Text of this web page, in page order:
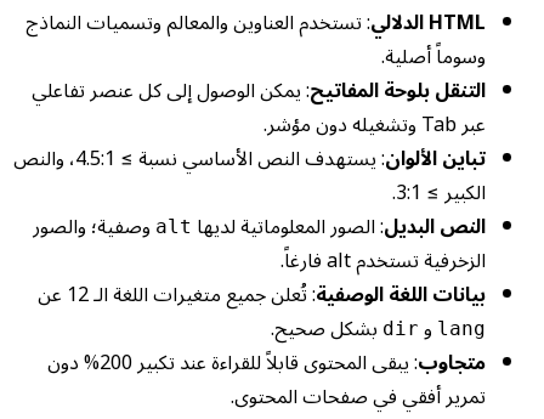
HTML الدلالي
: تستخدم العناوين والمعالم وتسميات النماذج
وسوماً أصلية.
التنقل بلوحة المفاتيح: يمكن الوصول إلى كل عنصر تفاعلي
عبر Tab وتشغيله دون مؤشر.
تباين الألوان
: يستهدف النص الأساسي نسبة ≥ 4.5:1، والنص
الكبير ≥ 3:1.
النص البديل: الصور المعلوماتية لديها alt وصفية؛ والصور
الزخرفية تستخدم alt فارغاً.
بيانات اللغة الوصفية: تُعلن جميع متغيرات اللغة الـ 12 عن
lang و dir بشكل صحيح.
متجاوب
: يبقى المحتوى قابلاً للقراءة عند تكبير 200% دون
تمرير أفقي في صفحات المحتوى.